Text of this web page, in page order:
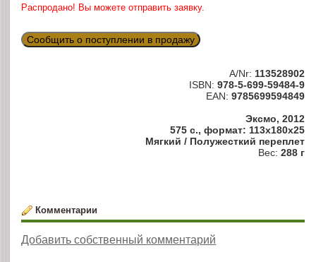
Распродано! Вы можете отправить заявку.
Сообщить о поступлении в продажу
A/Nr: 113528902
ISBN: 978-5-699-59484-9
EAN: 9785699594849
Эксмо, 2012
575 с., формат: 113x180x25
Мягкий / Полужесткий переплет
Вес: 288 г
Комментарии
Добавить собственный комментарий